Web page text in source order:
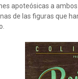
apoteósicas a ambos
de las figuras que